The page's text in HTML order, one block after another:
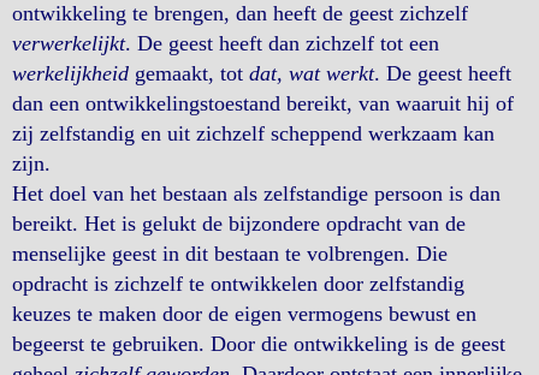
ontwikkeling te brengen, dan heeft de geest zichzelf
verwerkelijkt. De geest heeft dan zichzelf tot een
werkelijkheid gemaakt, tot dat, wat werkt. De geest heeft
dan een ontwikkelingstoestand bereikt, van waaruit hij of
zij zelfstandig en uit zichzelf scheppend werkzaam kan
zijn.
Het doel van het bestaan als zelfstandige persoon is dan
bereikt. Het is gelukt de bijzondere opdracht van de
menselijke geest in dit bestaan te volbrengen. Die
opdracht is zichzelf te ontwikkelen door zelfstandig
keuzes te maken door de eigen vermogens bewust en
begeerst te gebruiken. Door die ontwikkeling is de geest